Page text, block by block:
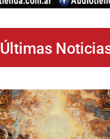
Últimas